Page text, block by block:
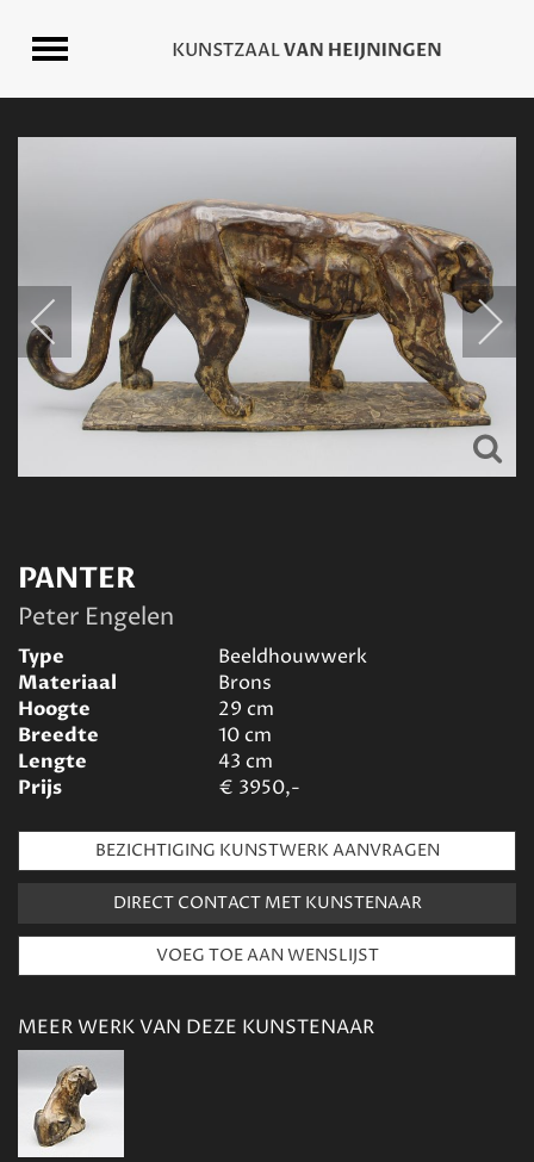
PANTER
Peter Engelen
Type
Beeldhouwwerk
Materiaal
Brons
Hoogte
29 cm
Breedte
10cm
Lengte
43 cm
Prijs
€ 3950,-
BEZICHTIGING KUNSTWERK AANVRAGEN
DIRECT CONTACT MET KUNSTENAAR
MEER WERK VAN DEZE KUNSTENAAR